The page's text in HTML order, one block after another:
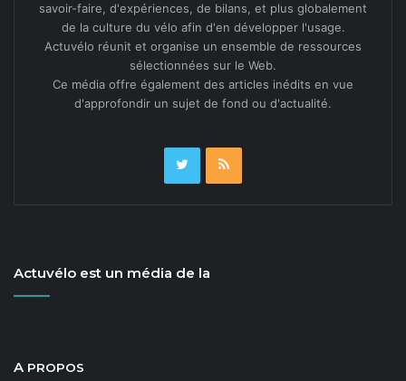
savoir-faire, d'expériences, de bilans, et plus globalement
de la culture du vélo afin d'en développer l'usage.
Actuvélo réunit et organise un ensemble de ressources
sélectionnées sur le Web.
Ce média offre également des articles inédits en vue
d'approfondir un sujet de fond ou d'actualité.
Actuvélo est un média de la
A PROPOS